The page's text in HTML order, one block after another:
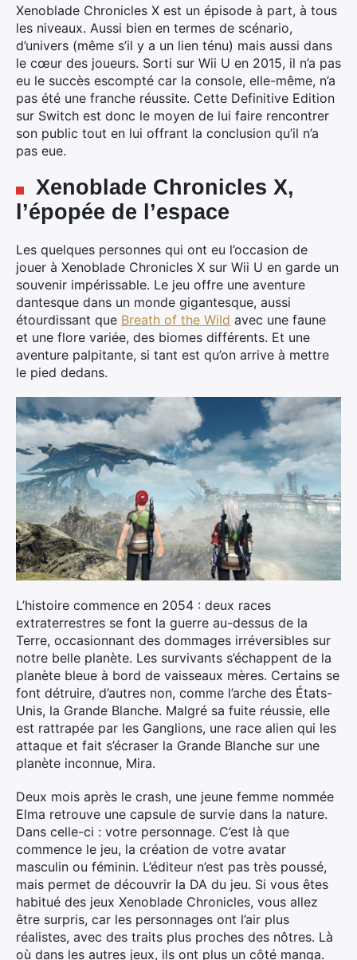
Xenoblade Chronicles X est un épisode à part, à tous
les niveaux. Aussi bien en termes de scénario,
d’univers (même s’il y a un lien ténu) mais aussi dans
le cœur des joueurs. Sorti sur Wii U en 2015, il n’a pas
eu le succès escompté car la console, elle-même, n’a
pas été une franche réussite. Cette Definitive Edition
sur Switch est donc le moyen de lui faire rencontrer
son public tout en lui offrant la conclusion qu’il n’a
pas eue.
Xenoblade Chronicles X,
l’épopée de l’espace
Les quelques personnes qui ont eu l’occasion de
jouer à Xenoblade Chronicles X sur Wii U en garde un
souvenir impérissable. Le jeu offre une aventure
dantesque dans un monde gigantesque, aussi
étourdissant que Breath of the Wild avec une faune
et une flore variée, des biomes différents. Et une
aventure palpitante, si tant est qu’on arrive à mettre
le pied dedans.
L’histoire commence en 2054 : deux races
extraterrestres se font la guerre au-dessus de la
Terre, occasionnant des dommages irréversibles sur
notre belle planète. Les survivants s’échappent de la
planète bleue à bord de vaisseaux mères. Certains se
font détruire, d’autres non, comme l’arche des États-
Unis, la Grande Blanche. Malgré sa fuite réussie, elle
est rattrapée par les Ganglions, une race alien qui les
attaque et fait s’écraser la Grande Blanche sur une
planète inconnue, Mira.
Deux mois après le crash, une jeune femme nommée
Elma retrouve une capsule de survie dans la nature.
Dans celle-ci : votre personnage. C’est là que
commence le jeu, la création de votre avatar
masculin ou féminin. L’éditeur n’est pas très poussé,
mais permet de découvrir la DA du jeu. Si vous êtes
habitué des jeux Xenoblade Chronicles, vous allez
être surpris, car les personnages ont l’air plus
réalistes, avec des traits plus proches des nôtres. Là
où dans les autres jeux, ils ont plus un côté manga.